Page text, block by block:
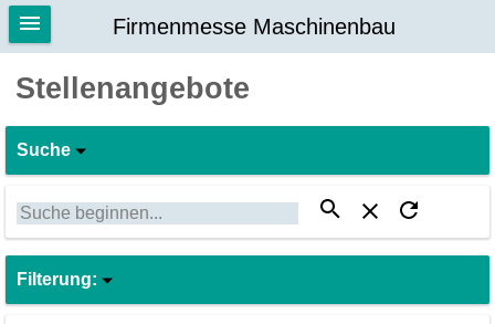
Firmenmesse Maschinenbau
Stellenangebote
Suche
Suche beginnen...
Filterung: